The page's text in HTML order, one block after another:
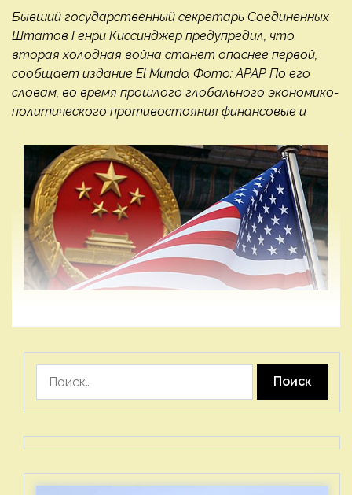
Бывший государственный секретарь Соединенных
Штатов Генри Киссинджер предупредил, что
вторая холодная война станет опаснее первой,
сообщает издание El Mundo. Фото: APAP По его
словам, во время прошлого глобального экономико-
политического противостояния финансовые и